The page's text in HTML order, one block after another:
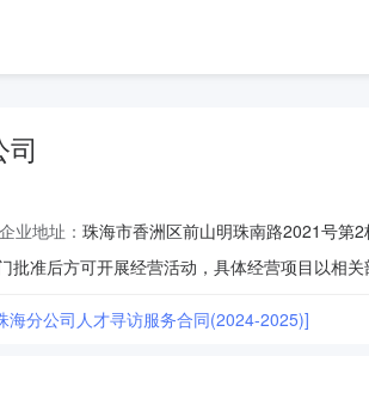
企业地址： 珠海市香洲区前山明珠南路2021号第
海分公司人才寻访服务合同(2024-2025)]